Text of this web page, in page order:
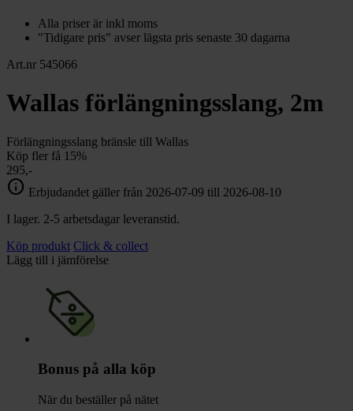
Alla priser är inkl moms
"Tidigare pris" avser lägsta pris senaste 30 dagarna
Art.nr 545066
Wallas förlängningsslang, 2m
Förlängningsslang bränsle till Wallas
Köp fler få 15%
295,-
info Erbjudandet gäller från 2026-07-09 till 2026-08-10
I lager. 2-5 arbetsdagar leveranstid.
Köp produkt Click & collect
Lägg till i jämförelse
Bonus på alla köp
När du beställer på nätet